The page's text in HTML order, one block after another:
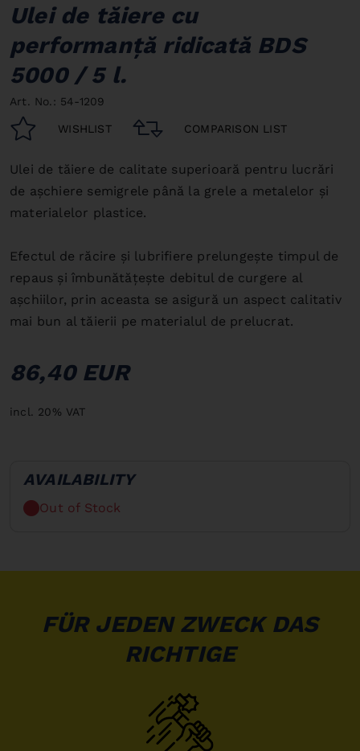
Ulei de tăiere cu
performanţă ridicată BDS
5000 / 5 l.
Art. No.: 54-1209
WISHLIST COMPARISON LIST
Ulei de tăiere de calitate superioară pentru lucrări
de aşchiere semigrele până la grele a metalelor şi
materialelor plastice.
Efectul de răcire şi lubrifiere prelungeşte timpul de
repaus şi îmbunătăţeşte debitul de curgere al
aşchiilor, prin aceasta se asigură un aspect calitativ
mai bun al tăierii pe materialul de prelucrat.
86,40 EUR
incl. 20% VAT
AVAILABILITY
Out of Stock
FÜR JEDEN ZWECK DAS
RICHTIGE